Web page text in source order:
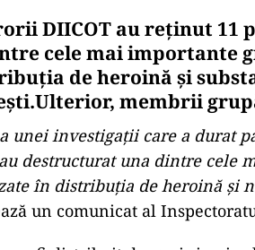
DIICOT au reţinut 11
cele mai importante
de heroină şi
membrii
unei investigaţii care a durat
au destructurat una dintre
în distribuţia de heroină şi
un comunicat al